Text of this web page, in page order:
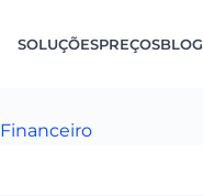
SOLUÇÕESPREÇOSBLOG
Financeiro